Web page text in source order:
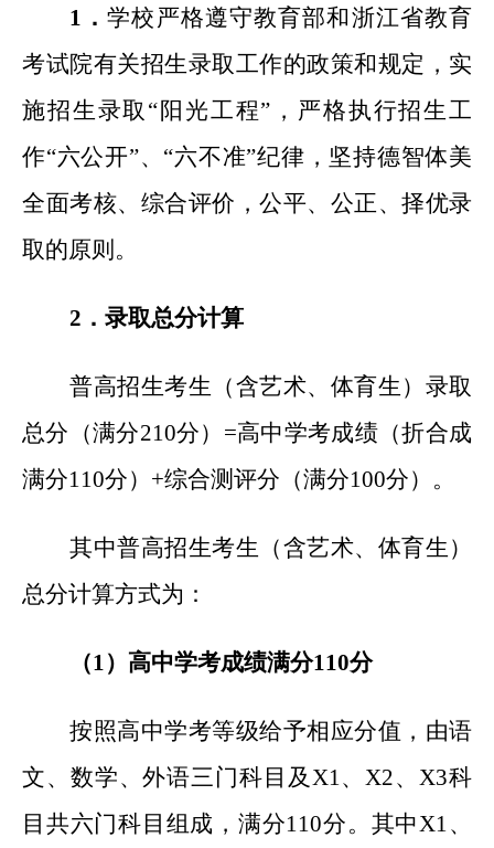
1 ．学校严格遵守教育部和浙江省教育
考试院有关招生录取工作的政策和规定，实
施招生录取“阳光工程”，严格执行招生工
作“六公开”、“六不准”纪律，坚持德智体美
全面考核、综合评价，公平、公正、择优录
取的原则。
2 ．录取总分计算
普高招生考生（含艺术、体育生）录取
总分（满分210分）=高中学考成绩（折合成
满分110分）+综合测评分（满分100分）。
其中普高招生考生（含艺术、体育生）
总分计算方式为：
（1）高中学考成绩满分110分
按照高中学考等级给予相应分值， 由语
文、数学、外语三门科目及X1、X2、X3科
目共六门科目组成，满分110分。其中X1、